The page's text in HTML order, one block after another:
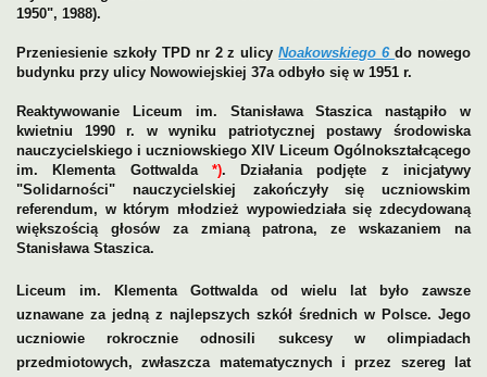
1950", 1988).
Przeniesienie szkoły TPD nr 2 z ulicyNoakowskiego 6do nowego
budynku przy ulicy Nowowiejskiej 37a odbyło się w 1951 r.
Reaktywowanie Liceum im. Stanisława Staszica nastąpiło w
kwietniu 1990 r. w wyniku patriotycznej postawy środowiska
nauczycielskiego i uczniowskiego XIV Liceum Ogólnokształcącego
im. Klementa Gottwalda *). Działania podjęte z inicjatywy
"Solidarności" nauczycielskiej zakończyły się uczniowskim
referendum, w którym młodzież wypowiedziała się zdecydowaną
większością głosów za zmianą patrona, ze wskazaniem na
Stanisława Staszica.
Liceum im. Klementa Gottwalda od wielu lat było zawsze
uznawane za jedną z najlepszych szkół średnich w Polsce. Jego
uczniowie rokrocznie odnosili sukcesy w olimpiadach
przedmiotowych, zwłaszcza matematycznych i przez szereg lat